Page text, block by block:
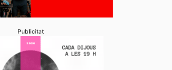
Publicitat